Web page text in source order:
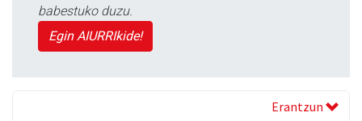
babestuko duzu.
Egin AIURRIkide!
Erantzun